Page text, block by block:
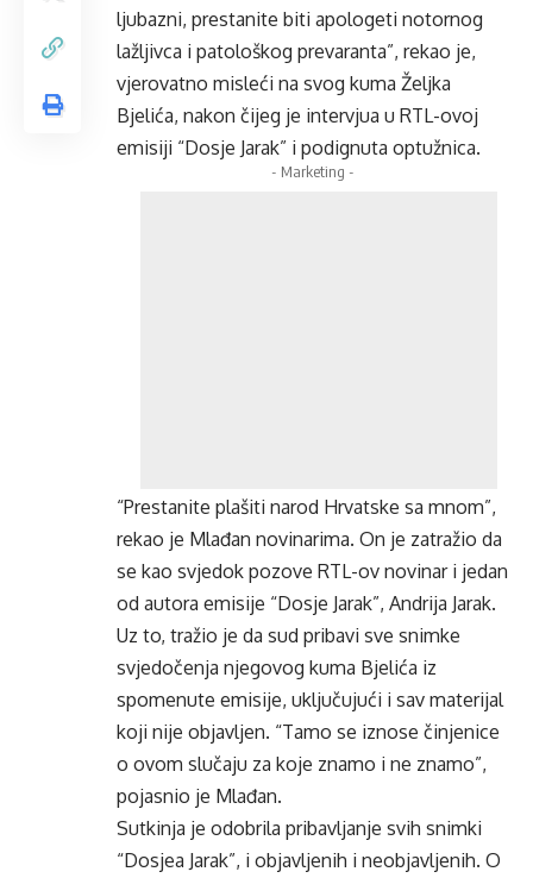
ljubazni, prestanite biti apologeti notornog
lažljivca i patološkog prevaranta”, rekao je,
vjerovatno misleći na svog kuma Željka
Bjelića, nakon čijeg je intervjua u RTL-ovoj
emisiji “Dosje Jarak” i podignuta optužnica.
- Marketing -
“Prestanite plašiti narod Hrvatske sa mnom”,
rekao je Mlađan novinarima. On je zatražio da
se kao svjedok pozove RTL-ov novinar i jedan
od autora emisije “Dosje Jarak”, Andrija Jarak.
Uz to, tražio je da sud pribavi sve snimke
svjedočenja njegovog kuma Bjelića iz
spomenute emisije, uključujući i sav materijal
koji nije objavljen. “Tamo se iznose činjenice
o ovom slučaju za koje znamo i ne znamo”,
pojasnio je Mlađan.
Sutkinja je odobrila pribavljanje svih snimki
“Dosjea Jarak”, i objavljenih i neobjavljenih. O